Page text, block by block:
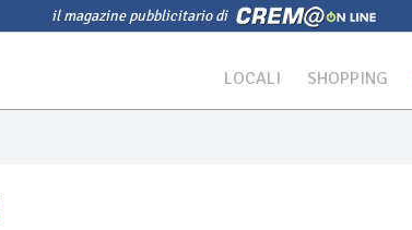
il magazine pubblicitario di
LOCALI SHOPPING